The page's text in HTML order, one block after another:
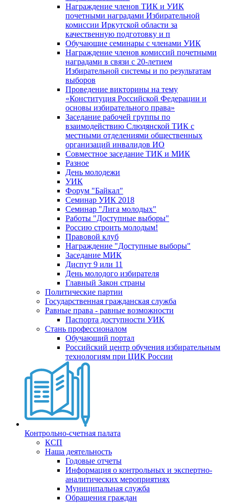
Награждение членов ТИК и УИК
почетными наградами Избирательной
комиссии Иркутской области за
качественную подготовку и п
Обучающие семинары с членами УИК
Награждение членов комиссий почетными
наградами в связи с 20-летием
Избирательной системы и по результатам
выборов
Проведение викторины на тему
«Конституция Российской Федерации и
основы избирательного права»
Заседание рабочей группы по
взаимодействию Слюдянской ТИК с
местными отделениями общественных
организаций инвалидов ИО
Совместное заседание ТИК и МИК
Разное
День молодежи
УИК
Форум "Байкал"
Семинар УИК 2018
Семинар "Лига молодых"
Работы "Доступные выборы"
Россию строить молодым!
Правовой клуб
Награждение "Доступные выборы"
Заседание МИК
Диспут 9 или 11
День молодого избирателя
Главный Закон страны
Политические партии
Государственная гражданская служба
Равные права - равные возможности
Паспорта доступности УИК
Стань профессионалом
Обучающий портал
Российский центр обучения избирательным
технологиям при ЦИК России
Контрольно-счетная палата
КСП
Наша деятельность
Годовые отчеты
Информация о контрольных и экспертно-
аналитических мероприятиях
Муниципальная служба
Обращения граждан